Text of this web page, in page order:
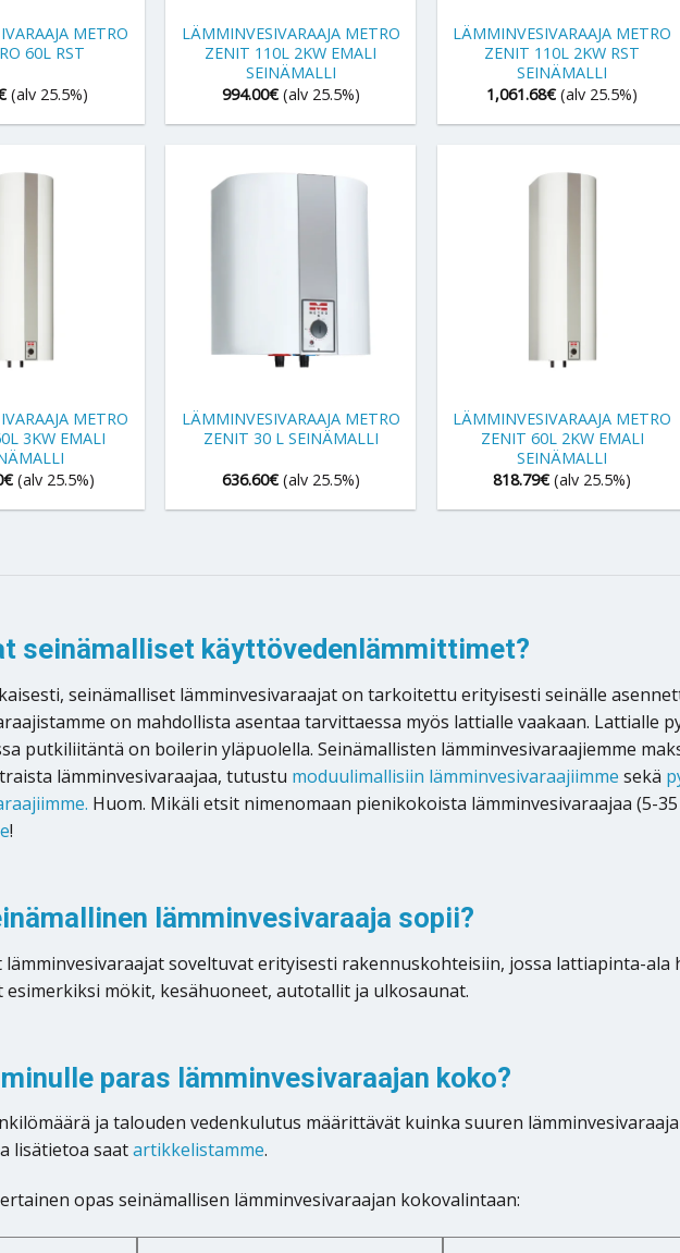
METRO
60L RST
(alv 25.5%)
LÄMMINVESIVARAAJA METRO
ZENIT 110L 2KW EMALI
SEINÄMALLI
994.00€ (alv 25.5%)
LÄMMINVESIVARAAJA METRO
ZENIT 110L 2KW RST
SEINÄMALLI
1,061.68€ (alv 25.5%)
METRO
3KW EMALI
€ (alv 25.5%)
LÄMMINVESIVARAAJA METRO
ZENIT 30 L SEINÄMALLI
636.60€ (alv 25.5%)
LÄMMINVESIVARAAJA METRO
ZENIT 60L 2KW EMALI
SEINÄMALLI
818.79€ (alv 25.5%)
seinämalliset käyttövedenlämmittimet?
seinämalliset lämminvesivaraajat on tarkoitettu erityisesti seinälle
on mahdollista asentaa tarvittaessa myös lattialle vaakaan. Lattialle
putkiliitäntä on boilerin yläpuolella. Seinämallisten lämminvesivaraajiemme
lämminvesivaraajaa, tutustu moduulimallisiin lämminvesivaraajiimme sekä
Huom. Mikäli etsit nimenomaan pienikokoista lämminvesivaraajaa (5-
!
lämminvesivaraaja sopii?
lämminvesivaraajat soveltuvat erityisesti rakennuskohteisiin, jossa lattiapinta-ala
mökit, kesähuoneet, autotallit ja ulkosaunat.
paras lämminvesivaraajan koko?
ja talouden vedenkulutus määrittävät kuinka suuren
lisätietoa saatartikkelistamme.
opas seinämallisen lämminvesivaraajan kokovalintaan: